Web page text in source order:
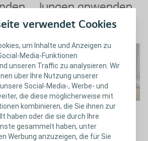
verwendet Cookies
um Inhalte und Anzeigen zu
Media-Funktionen
unseren Traffic zu analysieren. Wir
über Ihre Nutzung unserer
Social-Media-, Werbe- und
die diese möglicherweise mit
kombinieren, die Sie ihnen zur
haben oder die sie durch Ihre
gesammelt haben, unter
Werbung anzuzeigen, die für Sie
Jungen anwenden
Zur Animation
SpeediCath
Standard für